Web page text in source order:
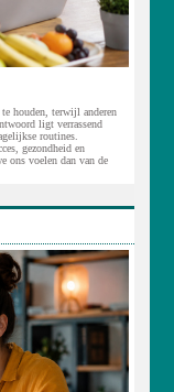
houden, terwijl anderen
ligt verrassend
routines.
gezondheid en
ons voelen dan van de